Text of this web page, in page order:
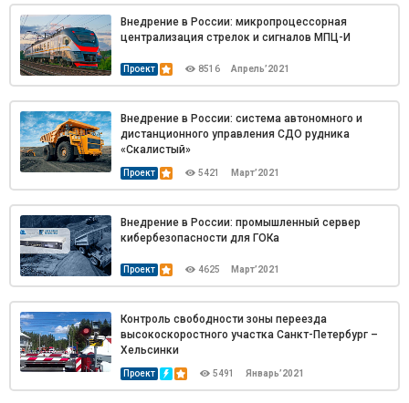
Проект 8516 Апрель’2021
Внедрение в России: микропроцессорная
централизация стрелок и сигналов МПЦ-И
Проект 5421 Март’2021
Внедрение в России: система автономного и
дистанционного управления СДО рудника
«Скалистый»
Проект 4625 Март’2021
Внедрение в России: промышленный сервер
кибербезопасности для ГОКа
Проект 5491 Январь’2021
Контроль свободности зоны переезда
высокоскоростного участка Санкт-Петербург –
Хельсинки